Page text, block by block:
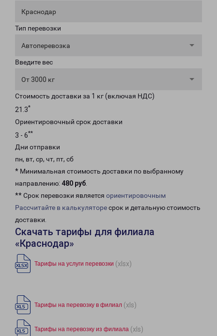
Краснодар
Тип перевозки
Автоперевозка
Введите вес
От 3000 кг
Стоимость доставки за 1 кг (включая НДС)
21.3*
Ориентировочный срок доставки
3 - 6**
Дни отправки
пн, вт, ср, чт, пт, сб
* Минимальная стоимость доставки по выбранному
направлению: 480 руб.
** Срок перевозки является ориентировочным
Рассчитайте в калькуляторесрок и детальную стоимость
доставки.
Скачать тарифы для филиала
«Краснодар»
Тарифы на услуги перевозки (xlsx)
Тарифы на перевозку в филиал (xls)
Тарифы на перевозку из филиала (xls)